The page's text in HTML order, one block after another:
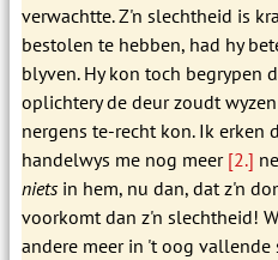
verwachtte. Z'n slechtheid is
bestolen te hebben, had hy
blyven. Hy kon toch begrypen
oplichtery de deur zoudt
nergens te-recht kon. Ik erken
handelwys me nog meer[2.]
niets in hem, nu dan, dat z'n
voorkomt dan z'n slechtheid!
andere meer in 't oog